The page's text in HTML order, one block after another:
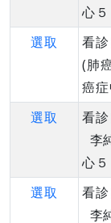
心
選取
看
(肺
癌
選取
看
李
心
選取
看
李